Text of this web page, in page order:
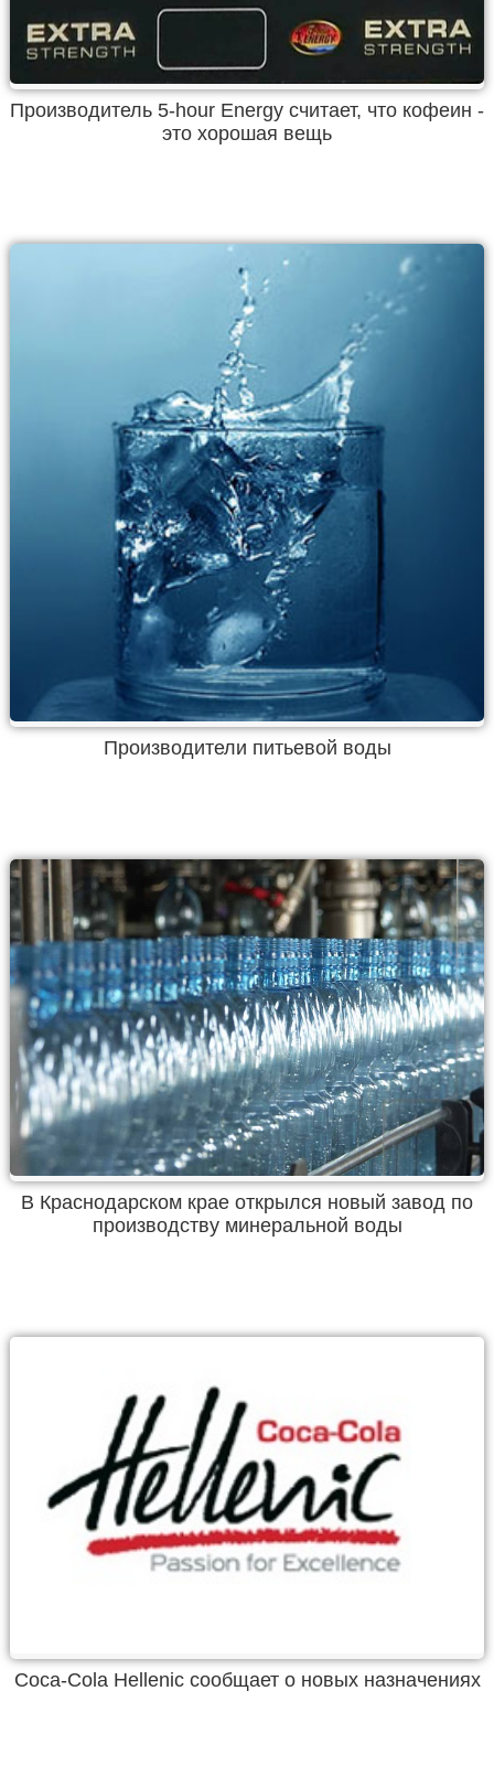
Производитель 5-hour Energy считает, что кофеин -
это хорошая вещь
Производители питьевой воды
В Краснодарском крае открылся новый завод по
производству минеральной воды
Coca-Cola Hellenic сообщает о новых назначениях